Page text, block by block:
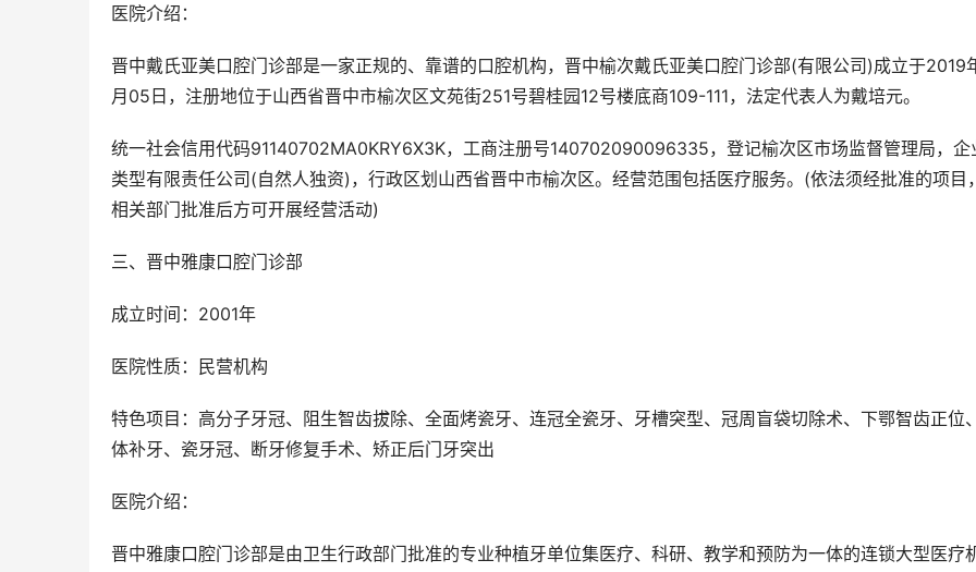
医院介绍：
晋中戴氏亚美口腔门诊部是一家正规的、靠谱的口腔机构，晋中榆次戴氏亚美口腔门诊部(有限公司)成立于2019
月05日，注册地位于山西省晋中市榆次区文苑街251号碧桂园12号楼底商109-111，法定代表人为戴培元。
统一社会信用代码91140702MA0KRY6X3K，工商注册号140702090096335，登记榆次区市场监督管理局，企
类型有限责任公司(自然人独资)，行政区划山西省晋中市榆次区。经营范围包括医疗服务。(依法须经批准的项目
相关部门批准后方可开展经营活动)
三、晋中雅康口腔门诊部
成立时间：2001年
医院性质：民营机构
特色项目：高分子牙冠、阻生智齿拔除、全面烤瓷牙、连冠全瓷牙、牙槽突型、冠周盲袋切除术、下鄂智齿正位
体补牙、瓷牙冠、断牙修复手术、矫正后门牙突出
医院介绍：
晋中雅康口腔门诊部是由卫生行政部门批准的专业种植牙单位集医疗、科研、教学和预防为一体的连锁大型医疗